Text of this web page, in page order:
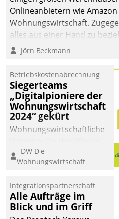
Onlineanbietern wie
Wohnungswirtschaft.
alles aus einer Hand zu
Jörn Beckmann
Betriebskostenabrechnung
Siegerteams
„Digitalpioniere der
Wohnungswirtschaft
2024“ gekürt
Wohnungswirtschaftliche
eine digitale Zukunft zu
finden, ist das Ziel des
der
Wohnungswirtschaft“.
Bewerben können sich
DW Die
Wohnungswirtschaft
Integrationspartnerschaft
Alle Aufträge im
Blick und im Griff